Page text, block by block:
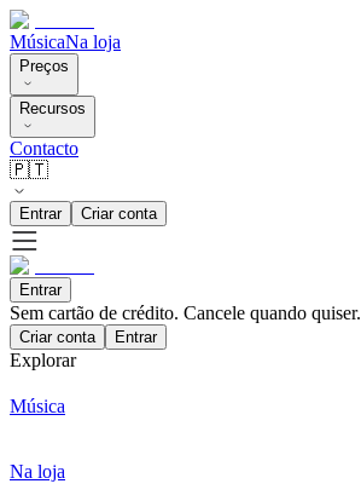
MúsicaNa loja
Preços
Recursos
Contacto
🇵🇹
Entrar Criar conta
Entrar
Sem cartão de crédito. Cancele quando quiser.
Criar conta Entrar
Explorar
Música
Na loja